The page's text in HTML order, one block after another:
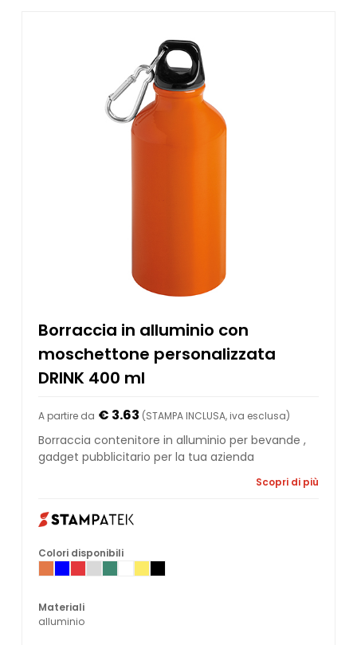
Borraccia in alluminio con
moschettone personalizzata
DRINK 400 ml
A partire da € 3.63 (STAMPA INCLUSA, iva esclusa)
Borraccia contenitore in alluminio per bevande ,
gadget pubblicitario per la tua azienda
Scopri di più
Colori disponibili
Materiali
alluminio